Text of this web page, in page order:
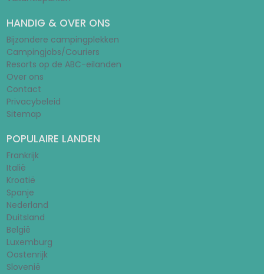
HANDIG & OVER ONS
Bijzondere campingplekken
Campingjobs/Couriers
Resorts op de ABC-eilanden
Over ons
Contact
Privacybeleid
Sitemap
POPULAIRE LANDEN
Frankrijk
Italië
Kroatië
Spanje
Nederland
Duitsland
België
Luxemburg
Oostenrijk
Slovenië